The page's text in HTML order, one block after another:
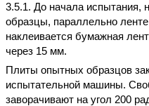
3.5.1. До начала испытания,
образцы, параллельно
наклеивается бумажная
через 15 мм.
Плиты опытных образцов
испытательной машины.
заворачивают на угол 200